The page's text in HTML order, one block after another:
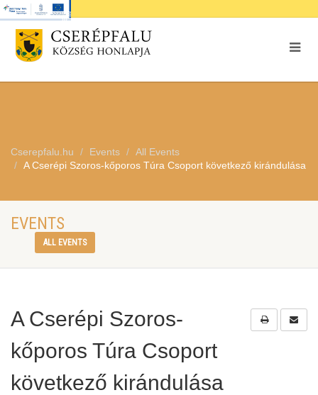
Cserepfalu.hu Events
All Events
A Cserépi Szoros-kőporos Túra Csoport következő kirándulása
EVENTS
ALL EVENTS
A Cserépi Szoros-
kőporos Túra Csoport
következő kirándulása